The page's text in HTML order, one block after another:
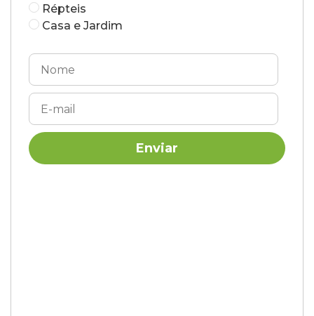
Répteis
Casa e Jardim